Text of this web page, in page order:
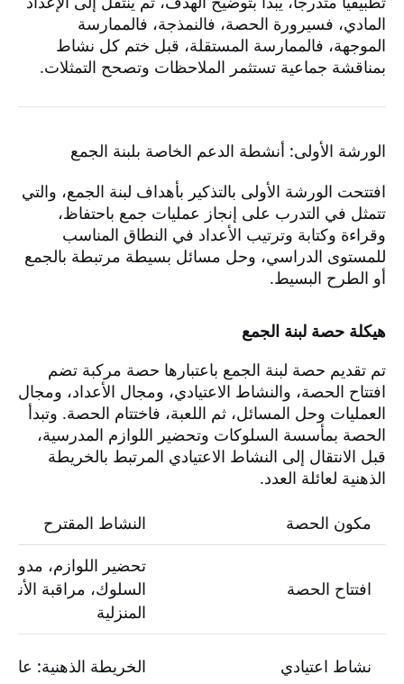
المادي، فسيرورة الحصة، فالنمذجة، فالممارسة
الموجهة، فالممارسة المستقلة، قبل ختم كل نشاط
بمناقشة جماعية تستثمر الملاحظات وتصحح التمثلات.
الورشة الأولى: أنشطة الدعم الخاصة بلبنة الجمع
افتتحت الورشة الأولى بالتذكير بأهداف لبنة الجمع، والتي
تتمثل في التدرب على إنجاز عمليات جمع باحتفاظ،
وقراءة وكتابة وترتيب الأعداد في النطاق المناسب
للمستوى الدراسي، وحل مسائل بسيطة مرتبطة بالجمع
أو الطرح البسيط.
هيكلة حصة لبنة الجمع
تم تقديم حصة لبنة الجمع باعتبارها حصة مركبة تضم
افتتاح الحصة، والنشاط الاعتيادي، ومجال الأعداد، ومجال
العمليات وحل المسائل، ثم اللعبة، فاختتام الحصة. وتبدأ
الحصة بمأسسة السلوكات وتحضير اللوازم المدرسية،
قبل الانتقال إلى النشاط الاعتيادي المرتبط بالخريطة
الذهنية لعائلة العدد.
مكون الحصة النشاط المقترح
افتتاح الحصة
تحضير اللوازم، مدونة
السلوك، مراقبة
المنزلية
نشاط اعتيادي الخريطة الذهنية: